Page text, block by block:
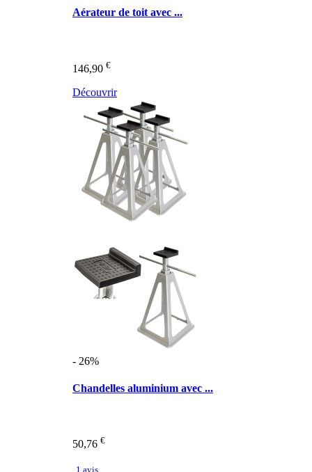
Aérateur de toit avec ...
146,90 €
Découvrir
- 26%
Chandelles aluminium avec ...
50,76 €
1 avis